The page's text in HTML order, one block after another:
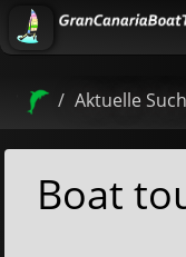
Aktuelle
Boat